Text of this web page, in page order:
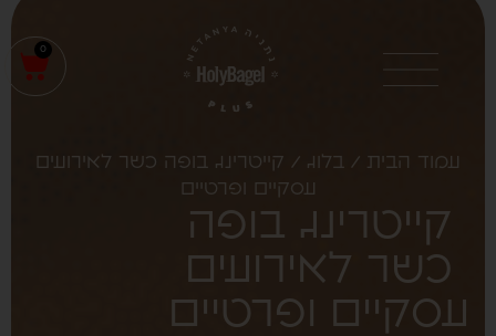
0
עמוד הבית / בלוג/ קייטרינג בופה כשר לאירועים
עסקיים ופרטיים
קייטרינג בופה
כשר לאירועים
עסקיים ופרטיים